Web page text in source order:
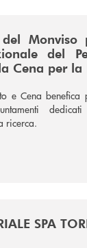
Monviso
del
Cena per la
e Cena
ricerca.
SPA